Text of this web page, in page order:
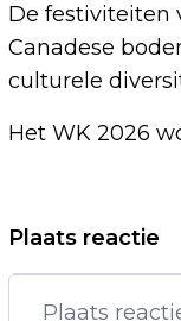
De festiviteiten
Canadese
culturele
Het WK 2026
Vorig artikel
WK-
Plaats reactie